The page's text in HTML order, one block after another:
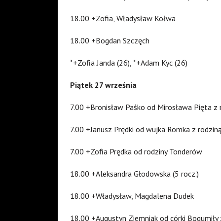
18.00 +Zofia, Władysław Kołwa
18.00 +Bogdan Szczęch
*+Zofia Janda (26), *+Adam Kyc (26)
Piątek 27 września
7.00 +Bronisław Paśko od Mirosława Pięta z
7.00 +Janusz Prędki od wujka Romka z rodziną
7.00 +Zofia Prędka od rodziny Tonderów
18.00 +Aleksandra Głodowska (5 rocz.)
18.00 +Władysław, Magdalena Dudek
18.00 +Augustyn Ziemniak od córki Bogumiły